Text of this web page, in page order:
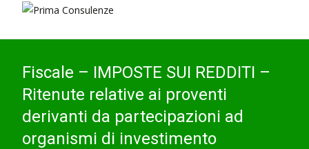
Fiscale – IMPOSTE SUI REDDITI –
Ritenute relative ai proventi
derivanti da partecipazioni ad
organismi di investimento